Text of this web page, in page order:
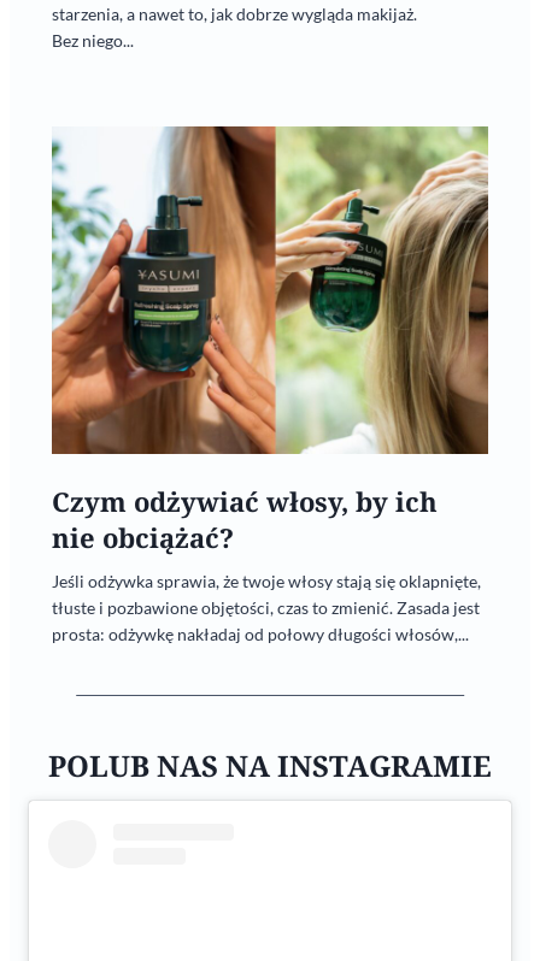
starzenia, a nawet to, jak dobrze wygląda makijaż.
Bez niego...
Czym odżywiać włosy, by ich
nie obciążać?
Jeśli odżywka sprawia, że twoje włosy stają się oklapnięte,
tłuste i pozbawione objętości, czas to zmienić. Zasada jest
prosta: odżywkę nakładaj od połowy długości włosów,...
POLUB NAS NA INSTAGRAMIE